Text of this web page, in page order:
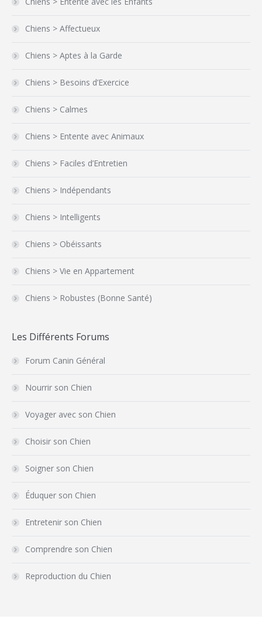
Chiens > Affectueux
Chiens > Aptes à la Garde
Chiens > Besoins d’Exercice
Chiens > Calmes
Chiens > Entente avec Animaux
Chiens > Faciles d’Entretien
Chiens > Indépendants
Chiens > Intelligents
Chiens > Obéissants
Chiens > Vie en Appartement
Chiens > Robustes (Bonne Santé)
Les Différents Forums
Forum Canin Général
Nourrir son Chien
Voyager avec son Chien
Choisir son Chien
Soigner son Chien
Éduquer son Chien
Entretenir son Chien
Comprendre son Chien
Reproduction du Chien